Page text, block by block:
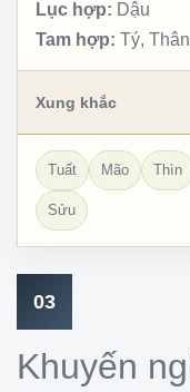
Lục hợp: Dậu
Tam hợp: Tý, Thân
Xung khắc
Tuất Mão Thìn
Sửu
03
Khuyến